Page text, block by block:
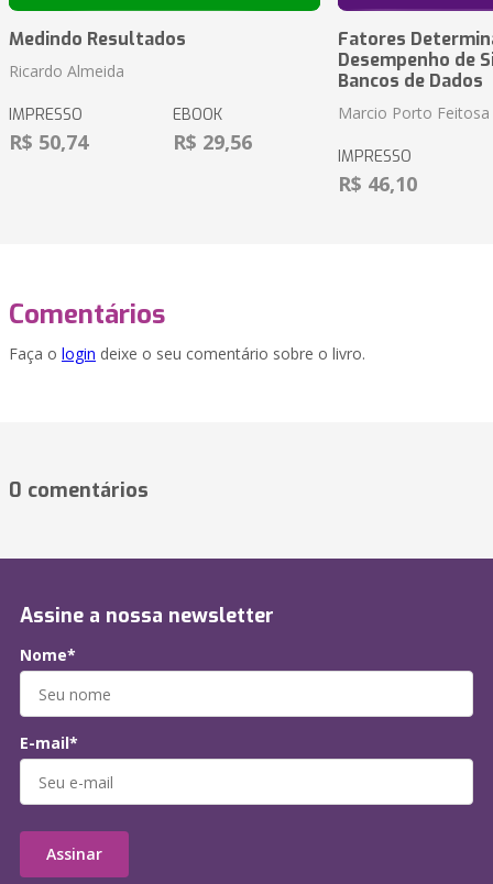
Medindo Resultados
Ricardo Almeida
IMPRESSO
R$ 50,74
EBOOK
R$ 29,56
Fatores
Desempenho de
Bancos de Dados
Marcio Porto Feitosa
IMPRESSO
R$ 46,10
Comentários
Faça o login deixe o seu comentário sobre o livro.
0 comentários
Assine a nossa newsletter
Nome*
E-mail*
Assinar